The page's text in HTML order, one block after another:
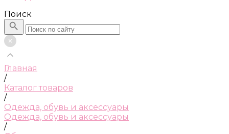
Поиск
Главная
/
Каталог товаров
/
Одежда, обувь и аксессуары
Одежда, обувь и аксессуары
/